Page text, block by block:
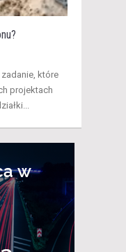
które
projektach